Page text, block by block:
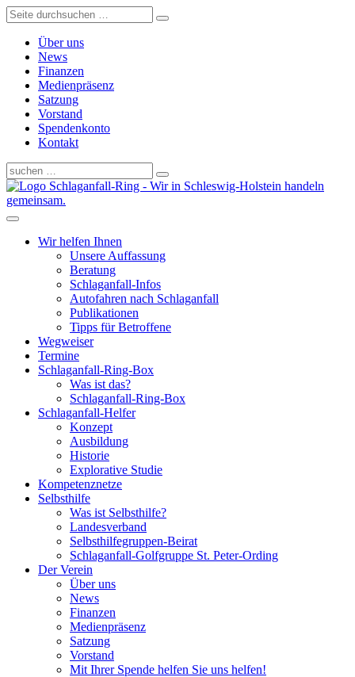
Über uns
News
Finanzen
Medienpräsenz
Satzung
Vorstand
Spendenkonto
Kontakt
Schlaganfall-Ring - Wir in Schleswig-Holstein handeln
gemeinsam.
Wir helfen Ihnen
Unsere Auffassung
Beratung
Schlaganfall-Infos
Autofahren nach Schlaganfall
Publikationen
Tipps für Betroffene
Wegweiser
Termine
Schlaganfall-Ring-Box
Was ist das?
Schlaganfall-Ring-Box
Schlaganfall-Helfer
Konzept
Ausbildung
Historie
Explorative Studie
Kompetenznetze
Selbsthilfe
Was ist Selbsthilfe?
Landesverband
Selbsthilfegruppen-Beirat
Schlaganfall-Golfgruppe St. Peter-Ording
Der Verein
Über uns
News
Finanzen
Medienpräsenz
Satzung
Vorstand
Mit Ihrer Spende helfen Sie uns helfen!